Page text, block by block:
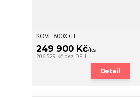
KOVE 800X GT
249 900 Kč/ks
206 529 Kč bez DPH
Detail